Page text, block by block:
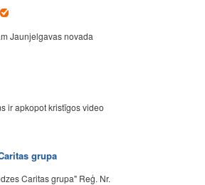
Jaunjelgavas novada
ir apkopot kristīgos video
grupa
Caritas grupa" Reģ. Nr.